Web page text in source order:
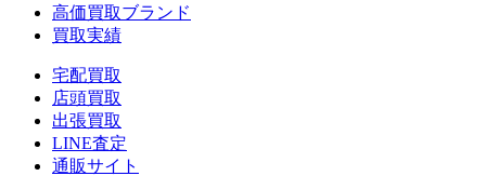
高価買取ブランド
買取実績
宅配買取
店頭買取
出張買取
LINE査定
通販サイト